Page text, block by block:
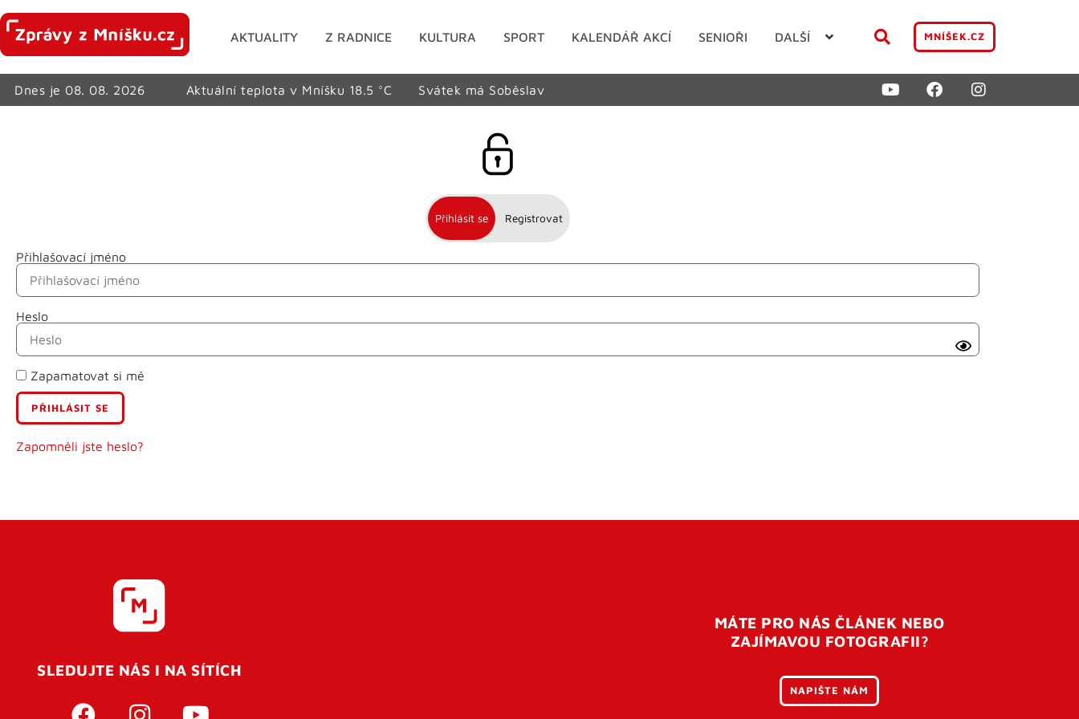
AKTUALITY Z RADNICE KULTURA SPORT KALENDÁŘ AKCÍ SENIOŘI DALŠÍ MNÍŠEK.CZ
Dnes je 08. 08. 2026 Aktuální teplota v Mníšku 18.5 °C Svátek má Soběslav
Přihlásit se Registrovat
Přihlašovací jméno
Heslo
Zapamatovat si mě
Zapomněli jste heslo?
Jméno
Příjmení
E-mail
Uživatelské jméno
SLEDUJTE NÁS I NA SÍTÍCH
MÁTE PRO NÁS ČLÁNEK NEBO
ZAJÍMAVOU FOTOGRAFII?
NAPIŠTE NÁM